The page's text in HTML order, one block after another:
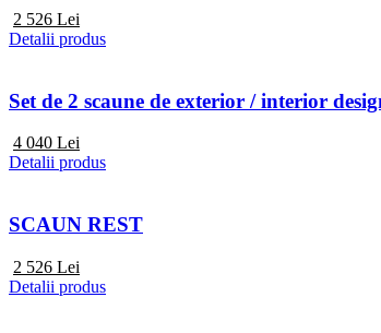
2 526 Lei
Detalii produs
Set de 2 scaune de exterior / interior
4 040 Lei
Detalii produs
SCAUN REST
2 526 Lei
Detalii produs